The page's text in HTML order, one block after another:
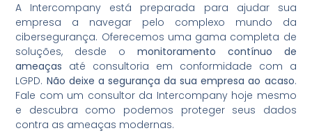
A Intercompany está preparada para ajudar sua
empresa a navegar pelo complexo mundo da
cibersegurança. Oferecemos uma gama completa de
soluções, desde o monitoramento contínuo de
ameaças até consultoria em conformidade com a
LGPD. Não deixe a segurança da sua empresa ao acaso.
Fale com um consultor da Intercompany hoje mesmo
e descubra como podemos proteger seus dados
contra as ameaças modernas.